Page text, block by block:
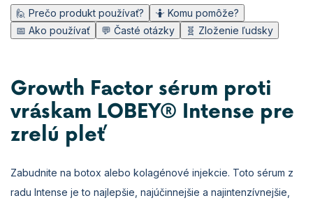
🙋 Prečo produkt používať?
🤷 Komu pomôže?
📅 Ako používať
💬 Časté otázky 🧬 Zloženie ľudsky
Growth Factor sérum proti
vráskam LOBEY® Intense pre
zrelú pleť
Zabudnite na botox alebo kolagénové injekcie. Toto sérum z
radu Intense je to najlepšie, najúčinnejšie a najintenzívnejšie,